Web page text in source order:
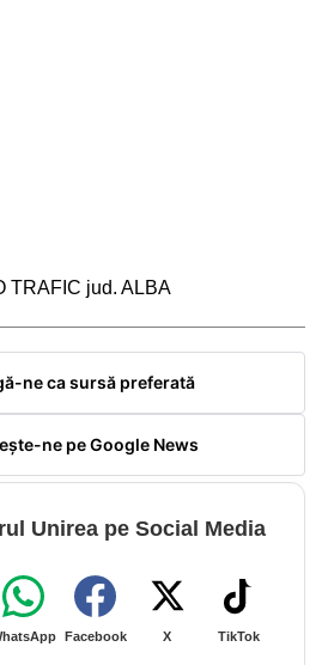
TRAFIC jud. ALBA
ne ca sursă preferată
ne pe Google News
Unirea pe Social Media
Facebook X TikTok